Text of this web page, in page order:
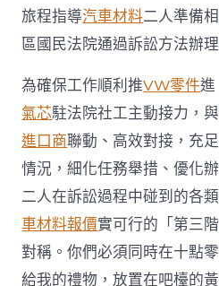
旅程指導汽車材料二人準備
區國民法院通過訴訟方法辦
為確保工作順利推VW零件
氣芯駐法院社工主動接力，
進口商聯動、高效對接，充
情況，細化任務舉措、優化
二人在訴訟過程中碰到的各
車材料報價實可行的「第三
對稱。你們必須同時在十點
給我的禮物，放置在吧檯的